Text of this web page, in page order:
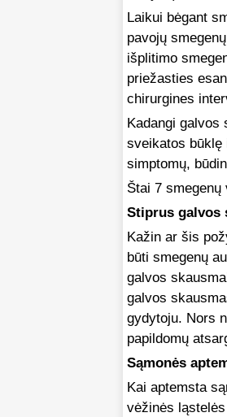
Laikui bėgant
pavojų
išplitimo
priežasties
chirurgines
Kadangi
sveikatos būklę
simptomų,
Štai 7
Stiprus galvos
Kažin ar šis
būti smegenų
galvos
galvos
gydytoju. Nors
papildomų
Sąmonės
Kai aptemsta
vėžinės